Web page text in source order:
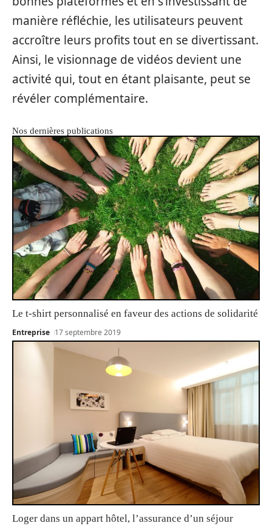
manière réfléchie, les utilisateurs peuvent
accroître leurs profits tout en se divertissant.
Ainsi, le visionnage de vidéos devient une
activité qui, tout en étant plaisante, peut se
révéler complémentaire.
Nos dernières publications
Le t-shirt personnalisé en faveur des actions de solidarité
Entreprise 17 septembre 2019
Loger dans un appart hôtel, l’assurance d’un séjour